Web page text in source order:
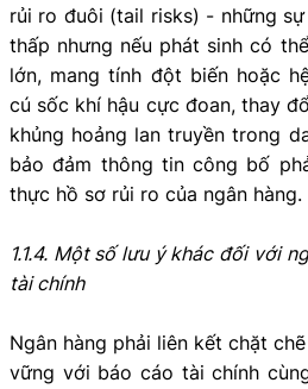
rủi ro đuôi (tail risks) - những
thấp nhưng nếu phát sinh có
lớn, mang tính đột biến hoặc
cú sốc khí hậu cực đoan, thay
khủng hoảng lan truyền trong
bảo đảm thông tin công bố
thực hồ sơ rủi ro của ngân hàng.
1.1.4. Một số lưu ý khác đối với
tài chính
Ngân hàng phải liên kết chặt
vững với báo cáo tài chính